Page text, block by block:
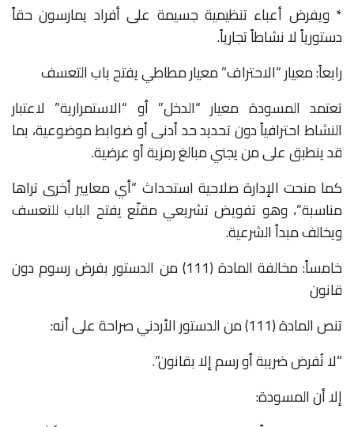
* ويفرض أعباء تنظيمية جسيمة على أفراد يمارسون حقاً
دستورياً لا نشاطاً تجارياً.
رابعاً: معيار “الاحتراف” معيار مطاطي يفتح باب التعسف
تعتمد المسودة معيار “الدخل” أو “الاستمرارية” لاعتبار
النشاط احترافياً دون تحديد حد أدنى أو ضوابط موضوعية، بما
قد ينطبق على من يجني مبالغ رمزية أو عرضية.
كما منحت الإدارة صلاحية استحداث “أي معايير أخرى تراها
مناسبة”، وهو تفويض تشريعي مقنّع يفتح الباب للتعسف
ويخالف مبدأ الشرعية.
خامساً: مخالفة المادة (111) من الدستور بفرض رسوم دون
قانون
تنص المادة (111) من الدستور الأردني صراحة على أنه:
“لا تُفرض ضريبة أو رسم إلا بقانون”.
إلا أن المسودة: